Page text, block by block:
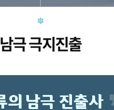
남극 극지진출